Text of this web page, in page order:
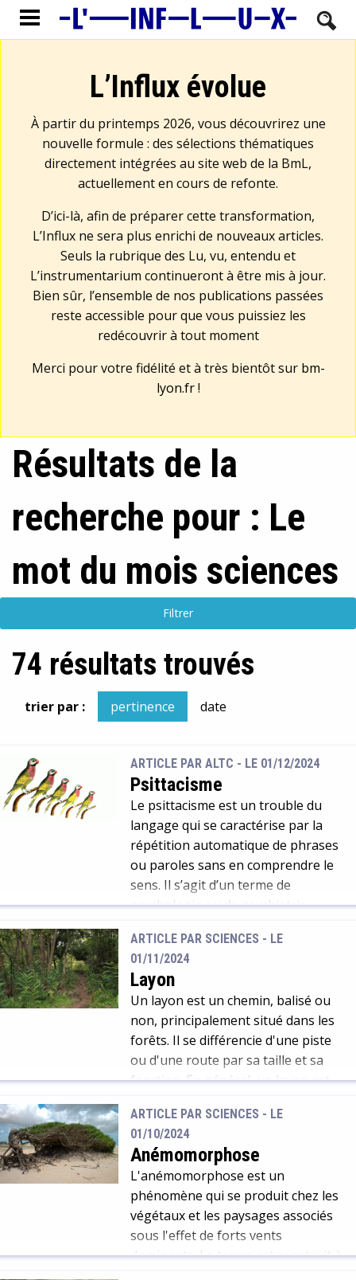
L’Influx évolue
À partir du printemps 2026, vous découvrirez une
nouvelle formule : des sélections thématiques
directement intégrées au site web de la BmL,
actuellement en cours de refonte.
D’ici-là, afin de préparer cette transformation,
L’Influx ne sera plus enrichi de nouveaux articles.
Seuls la rubrique des Lu, vu, entendu et
L’instrumentarium continueront à être mis à jour.
Bien sûr, l’ensemble de nos publications passées
reste accessible pour que vous puissiez les
redécouvrir à tout moment
Merci pour votre fidélité et à très bientôt sur bm-
lyon.fr!
Résultats de la
recherche pour : Le
mot du mois sciences
Filtrer
74 résultats trouvés
trier par : pertinence date
ARTICLE PAR ALTC - LE 01/12/2024
Psittacisme
Le psittacisme est un trouble du
langage qui se caractérise par la
répétition automatique de phrases
ou paroles sans en comprendre le
sens. Il s’agit d’un terme de
psychologie ou de psychiatrie.
ARTICLE PAR SCIENCES - LE
01/11/2024
Layon
Un layon est un chemin, balisé ou
non, principalement situé dans les
forêts. Il se différencie d'une piste
ou d'une route par sa taille et sa
fonction. En général, un layon est
déplacement et l'accès dans la
forêt.
ARTICLE PAR SCIENCES - LE
01/10/2024
Anémomorphose
L'anémomorphose est un
phénomène qui se produit chez les
végétaux et les paysages associés
sous l'effet de forts vents
dominants. Le terme est construit à